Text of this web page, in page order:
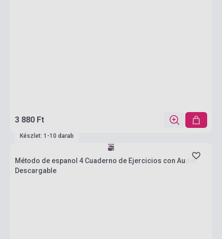
3 880 Ft
Készlet: 1-10 darab
Método de espanol 4 Cuaderno de Ejercicios con Audio
Descargable